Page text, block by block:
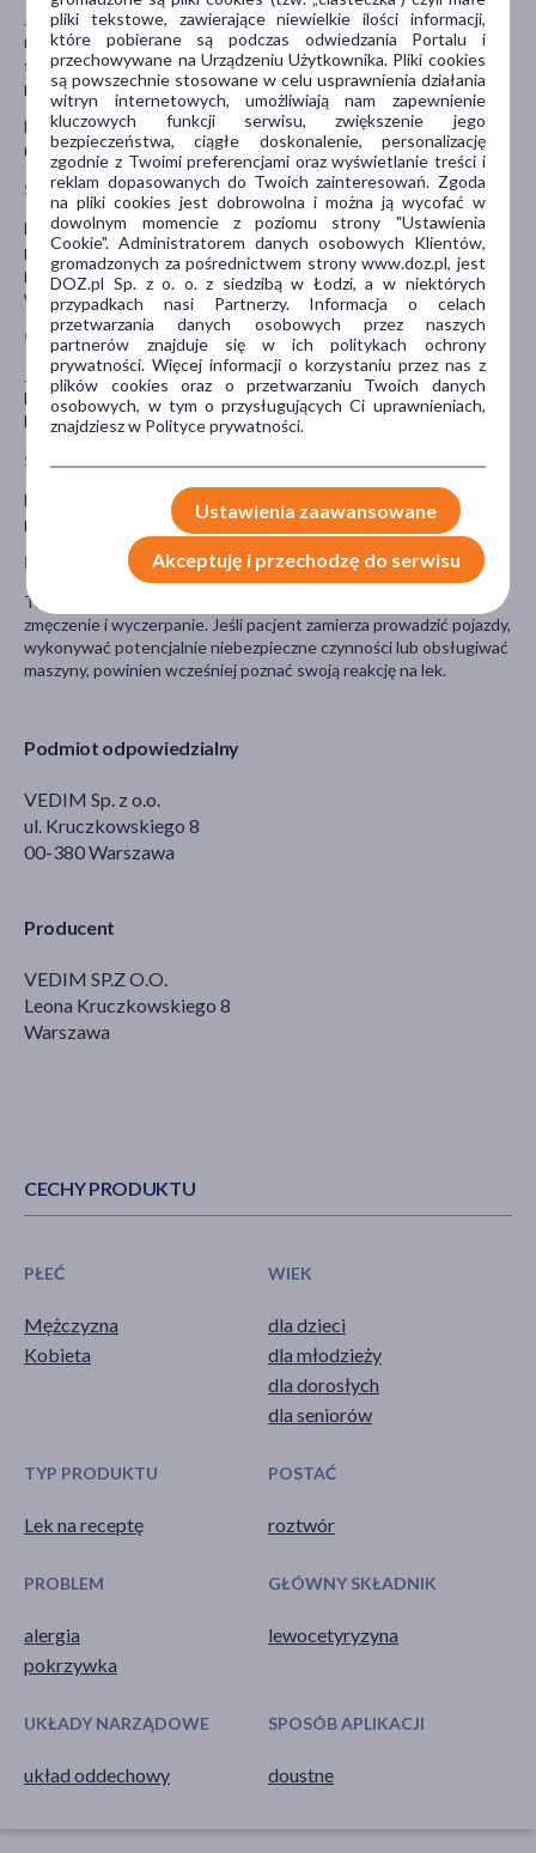
Podmiot odpowiedzialny
VEDIM Sp. z o.o.
ul. Kruczkowskiego 8
00-380 Warszawa
Producent
VEDIM SP.Z O.O.
Leona Kruczkowskiego 8
Warszawa
Jeśli pacjent ma zaplanowane wykonanie testów alergicznych,
należy skonsultować z lekarzem czy pacjent powinien przerwać
stosowanie leku Xyzal na kilka dni przed wykonaniem testów,
ponieważ lek może mieć wpływ na wyniki testów alergicznych.
Lek należy przechowywać w miejscu niewidocznym i
niedostępnym dla dzieci.
Stosowanie innych leków
Należy powiedzieć lekarzowi o wszystkich lekach przyjmowanych
przez pacjenta obecnie lub ostatnio, a także o lekach, które
pacjent planuje przyjmować, w tym również o tych, które
wydawane są bez recepty.
Ciąża i karmienie piersią
Jeśli pacjentka jest w ciąży lub karmi piersią, przypuszcza, że może
być w ciąży, lub gdy planuje mieć dziecko, powinna poradzić się
lekarza lub farmaceuty przed zastosowaniem tego leku.
Stosowanie leku u dzieci i młodzieży
Nie należy stosować leku u niemowląt i małych dzieci w wieku
poniżej 2 lat.
Prowadzenie pojazdów i obsługa maszyn
Ten lek może powodować u niektórych pacjentów senność,
zmęczenie i wyczerpanie. Jeśli pacjent zamierza prowadzić pojazdy,
wykonywać potencjalnie niebezpieczne czynności lub obsługiwać
maszyny, powinien wcześniej poznać swoją reakcję na lek.
CECHY PRODUKTU
PŁEĆ
Mężczyzna
Kobieta
WIEK
dla dzieci
dla młodzieży
dla dorosłych
dla seniorów
TYP PRODUKTU
Lek na receptę
POSTAĆ
roztwór
PROBLEM
alergia
pokrzywka
GŁÓWNY SKŁADNIK
lewocetyryzyna
UKŁADY NARZĄDOWE
układ oddechowy
SPOSÓB APLIKACJI
doustne
pliki tekstowe, zawierające niewielkie ilości informacji,
które pobierane są podczas odwiedzania Portalu i
przechowywane na Urządzeniu Użytkownika. Pliki cookies
są powszechnie stosowane w celu usprawnienia działania
witryn internetowych, umożliwiają nam zapewnienie
kluczowych funkcji serwisu, zwiększenie jego
bezpieczeństwa, ciągłe doskonalenie, personalizację
zgodnie z Twoimi preferencjami oraz wyświetlanie treści i
reklam dopasowanych do Twoich zainteresowań. Zgoda
na pliki cookies jest dobrowolna i można ją wycofać w
dowolnym momencie z poziomu strony "Ustawienia
Cookie". Administratorem danych osobowych Klientów,
gromadzonych za pośrednictwem strony www.doz.pl, jest
DOZ.pl Sp. z o. o. z siedzibą w Łodzi, a w niektórych
przypadkach nasi Partnerzy. Informacja o celach
przetwarzania danych osobowych przez naszych
partnerów znajduje się w ich politykach ochrony
prywatności. Więcej informacji o korzystaniu przez nas z
plików cookies oraz o przetwarzaniu Twoich danych
osobowych, w tym o przysługujących Ci uprawnieniach,
znajdziesz w Polityce prywatności.
Ustawienia zaawansowane
Akceptuję i przechodzę do serwisu